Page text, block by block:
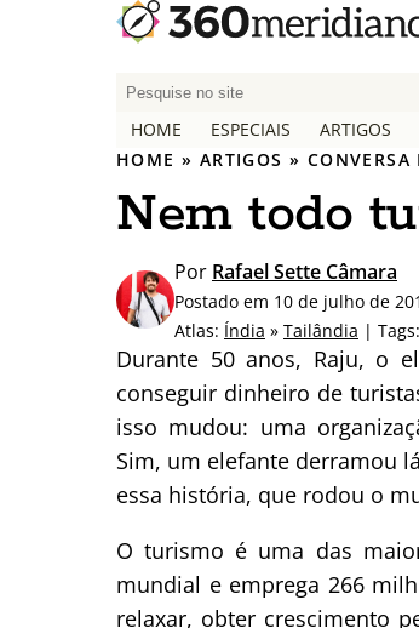
P
q
u
i
a
r
p
o
r
:
HOME ESPECIAIS ARTIGOS
HOME » ARTIGOS » CONVERSA
Nem todo
Por Rafael Sette Câmara
Postado em 10 de julho de
Atlas: Índia » Tailândia | Tags:
Durante 50 anos, Raju, o
conseguir dinheiro de
isso mudou: uma
Sim, um elefante derramou
essa história, que rodou o
O turismo é uma das
mundial e emprega 266
relaxar, obter crescimento